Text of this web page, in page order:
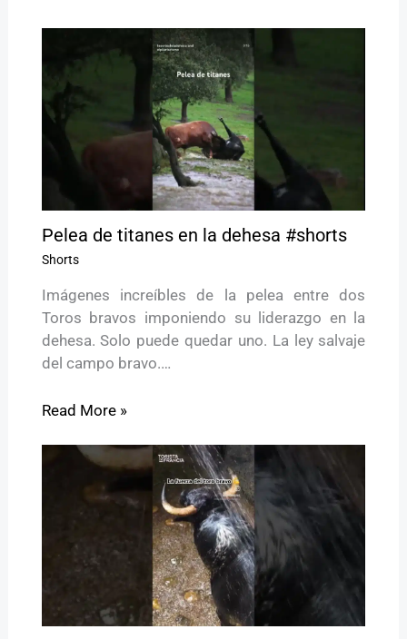
Pelea de titanes en la dehesa #shorts
Shorts
Imágenes increíbles de la pelea entre dos
Toros bravos imponiendo su liderazgo en la
dehesa. Solo puede quedar uno. La ley salvaje
del campo bravo.…
Read More »